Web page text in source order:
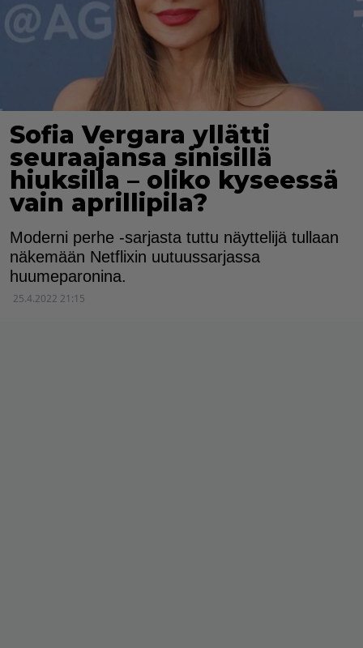
Sofia Vergara yllätti
seuraajansa sinisillä
hiuksilla – oliko kyseessä
vain aprillipila?
Moderni perhe -sarjasta tuttu näyttelijä tullaan
näkemään Netflixin uutuussarjassa
huumeparonina.
25.4.2022 21:15